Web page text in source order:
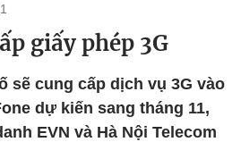
giấy phép 3G
sẽ cung cấp dịch vụ 3G vào
dự kiến sang tháng 11,
EVN và Hà Nội Telecom